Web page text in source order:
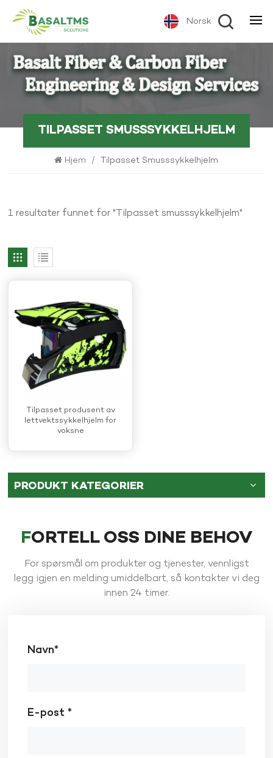
Norsk
TILPASSET SMUSSSYKKELHJELM
Hjem / Tilpasset Smusssykkelhjelm
1 resultater funnet for "Tilpasset smusssykkelhjelm"
Tilpasset produsent av
lettvektssykkelhjelm for
voksne
PRODUKT KATEGORIER
FORTELL OSS DINE BEHOV
For spørsmål om produkter og tjenester, vennligst
legg igjen en melding umiddelbart, så kontakter vi deg
innen 24 timer.
Navn*
E-post *